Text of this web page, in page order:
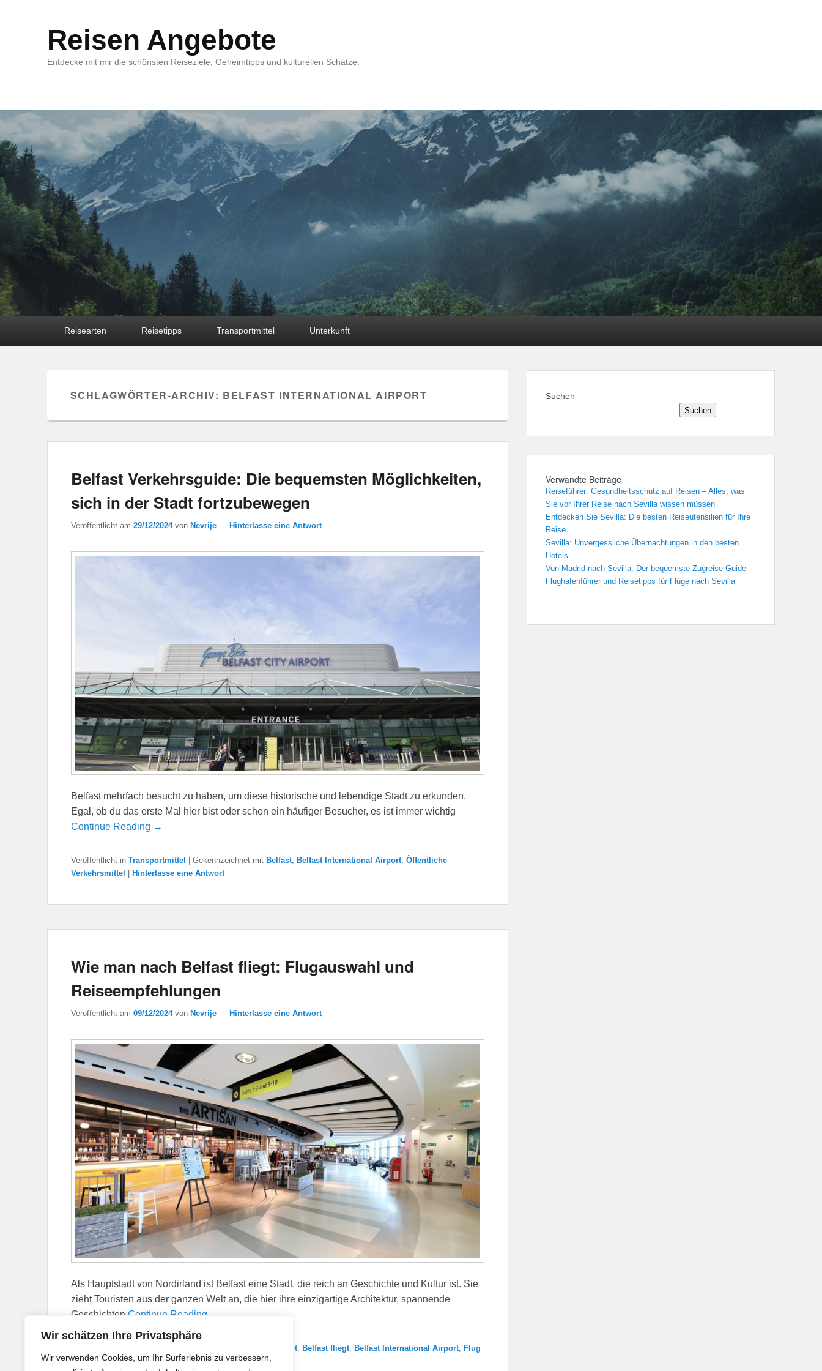
Wir schätzen Ihre Privatsphäre
Wir verwenden Cookies, um Ihr Surferlebnis zu verbessern,
Reisen Angebote
Entdecke mit mir die schönsten Reiseziele, Geheimtipps und kulturellen Schätze.
Reisearten Reisetipps Transportmittel Unterkunft
SCHLAGWÖRTER-ARCHIV: BELFAST INTERNATIONAL AIRPORT
Belfast Verkehrsguide: Die bequemsten Möglichkeiten,
sich in der Stadt fortzubewegen
Veröffentlicht am 29/12/2024 von Nevrije — Hinterlasse eine Antwort
Belfast mehrfach besucht zu haben, um diese historische und lebendige Stadt zu erkunden.
Egal, ob du das erste Mal hier bist oder schon ein häufiger Besucher, es ist immer wichtig
Continue Reading →
Veröffentlicht in Transportmittel Gekennzeichnet mit Belfast Belfast International Airport Öffentliche
Verkehrsmittel
Hinterlasse eine Antwort
Wie man nach Belfast fliegt: Flugauswahl und
Reiseempfehlungen
Veröffentlicht am 09/12/2024 von Nevrije — Hinterlasse eine Antwort
Als Hauptstadt von Nordirland ist Belfast eine Stadt, die reich an Geschichte und Kultur ist. Sie
zieht Touristen aus der ganzen Welt an, die hier ihre einzigartige Architektur, spannende
Geschichten Continue Reading →
Belfast City Airport Belfast fliegt Belfast International Airport
Flug
von London |Hinterlasse eine Antwort
Suchen
Suchen
Verwandte Beiträge
Reiseführer: Gesundheitsschutz auf Reisen – Alles, was
Sie vor Ihrer Reise nach Sevilla wissen müssen
Entdecken Sie Sevilla: Die besten Reiseutensilien für Ihre
Reise
Sevilla: Unvergessliche Übernachtungen in den besten
Hotels
Von Madrid nach Sevilla: Der bequemste Zugreise-Guide
Flughafenführer und Reisetipps für Flüge nach Sevilla